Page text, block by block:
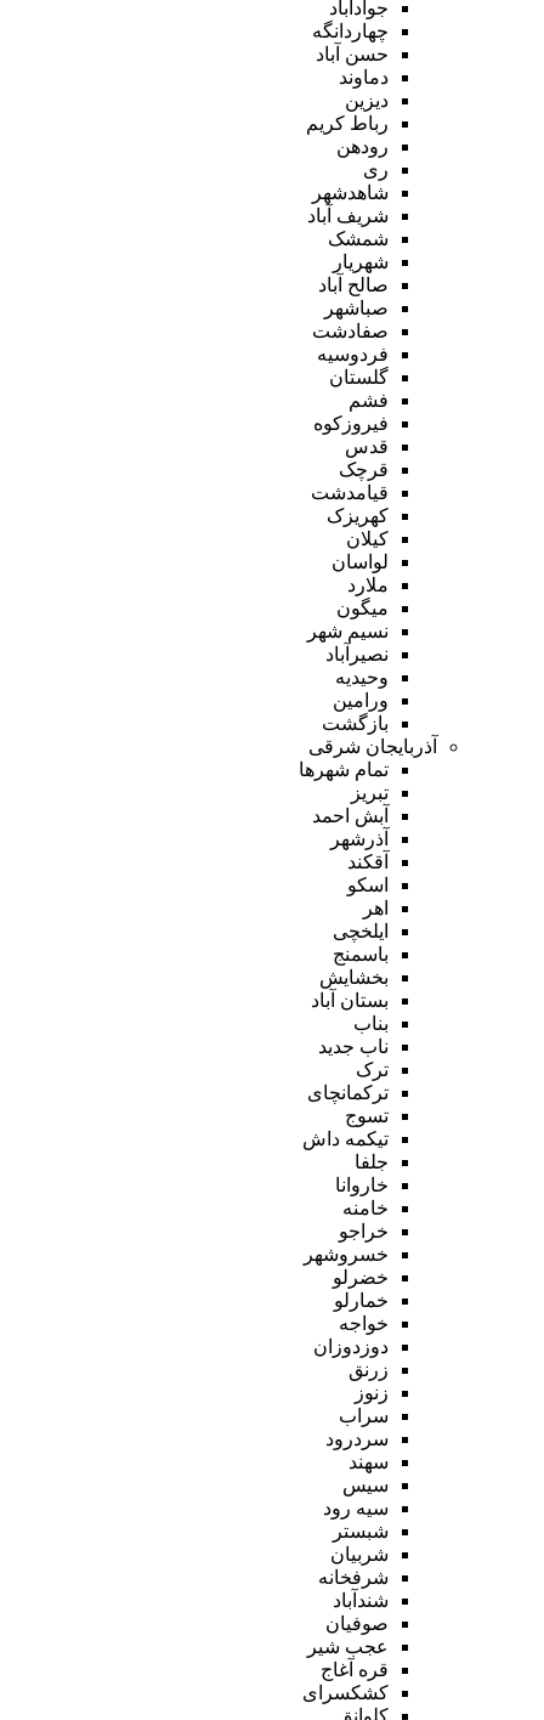
جوادآباد
چهاردانگه
حسن آباد
دماوند
دیزین
رباط کریم
رودهن
ری
شاهدشهر
شریف آباد
شمشک
شهریار
صالح آباد
صباشهر
صفادشت
فردوسیه
گلستان
فشم
فیروزکوه
قدس
قرچک
قیامدشت
کهریزک
کیلان
لواسان
ملارد
میگون
نسیم شهر
نصیرآباد
وحیدیه
ورامین
بازگشت
آذربایجان شرقی
تمام شهر‌ها
تبریز
آبش احمد
آذرشهر
آقکند
اسکو
اهر
ایلخچی
باسمنج
بخشایش
بستان آباد
بناب
ناب جدید
ترک
ترکمانچای
تسوج
تیکمه داش
جلفا
خاروانا
خامنه
خراجو
خسروشهر
خضرلو
خمارلو
خواجه
دوزدوزان
زرنق
زنوز
سراب
سردرود
سهند
سیس
سیه رود
شبستر
شربیان
شرفخانه
شندآباد
صوفیان
عجب شیر
قره آغاج
کشکسرای
کلوانق